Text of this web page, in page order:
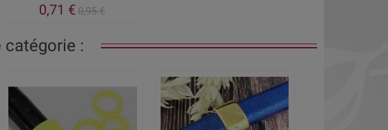
0,71 € 0,95 €
catégorie :